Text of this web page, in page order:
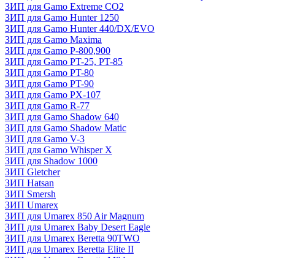
ЗИП для Gamo Extreme CO2
ЗИП для Gamo Hunter 1250
ЗИП для Gamo Hunter 440/DX/EVO
ЗИП для Gamo Maxima
ЗИП для Gamo P-800,900
ЗИП для Gamo PT-25, PT-85
ЗИП для Gamo PT-80
ЗИП для Gamo PT-90
ЗИП для Gamo PX-107
ЗИП для Gamo R-77
ЗИП для Gamo Shadow 640
ЗИП для Gamo Shadow Matic
ЗИП для Gamo V-3
ЗИП для Gamo Whisper X
ЗИП для Shadow 1000
ЗИП Gletcher
ЗИП Hatsan
ЗИП Smersh
ЗИП Umarex
ЗИП для Umarex 850 Air Magnum
ЗИП для Umarex Baby Desert Eagle
ЗИП для Umarex Beretta 90TWO
ЗИП для Umarex Beretta Elite II